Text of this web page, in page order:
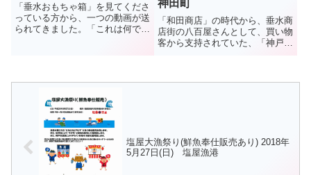
「垂水おもちゃ箱」を見てくださ
っている方から、一つの動画が送
られてきました。「これは何でし
われたようです。秋祭りに向け
神田町
「和田商店」の時代から、垂水商
店街の八百屋さんとして、買い物
客から支持されていた、「神戸垂
塩屋大漁祭り(鮮魚奉仕販売あり) 2018年
5月27日(日) 塩屋漁港